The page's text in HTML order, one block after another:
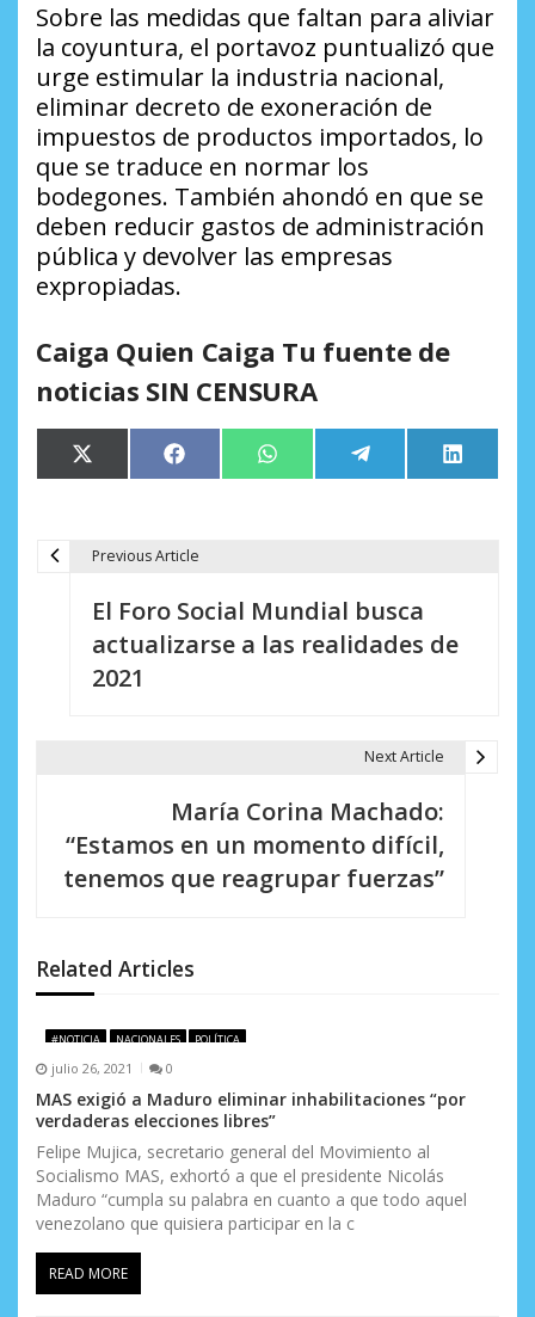
Sobre las medidas que faltan para aliviar
la coyuntura, el portavoz puntualizó que
urge estimular la industria nacional,
eliminar decreto de exoneración de
impuestos de productos importados, lo
que se traduce en normar los
bodegones. También ahondó en que se
deben reducir gastos de administración
pública y devolver las empresas
expropiadas.
Caiga Quien Caiga Tu fuente de
noticias SIN CENSURA
Compartir
en
X
(Twitter)
Compartir
en
Facebook Compartir
en
WhatsApp Compartir
en
Telegram
en
LinkedIn
n
d
e
e
n
t
r
a
d
Previous Article
El Foro Social Mundial busca
actualizarse a las realidades de
2021
Next Article
María Corina Machado:
“Estamos en un momento difícil,
tenemos que reagrupar fuerzas”
Related Articles
#NOTICIA NACIONALES POLÍTICA
julio 26, 2021 0
MAS exigió a Maduro eliminar inhabilitaciones “por
verdaderas elecciones libres”
Felipe Mujica, secretario general del Movimiento al
Socialismo MAS, exhortó a que el presidente Nicolás
Maduro “cumpla su palabra en cuanto a que todo aquel
venezolano que quisiera participar en la c
READ MORE